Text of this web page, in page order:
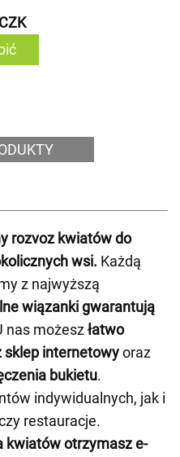
rozvoz kwiatów do
wsi. Każdą
z najwyższą
wiązanki gwarantują
nas możeszłatwo
sklep internetowyoraz
bukietu.
indywidualnych, jak i
restauracje.
kwiatów otrzymasz e-